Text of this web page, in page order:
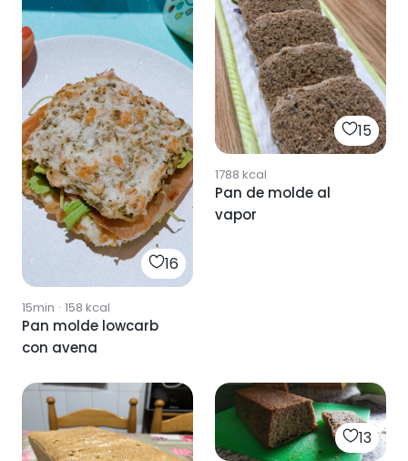
16
15min · 158 kcal
Pan molde lowcarb
con avena
15
1788 kcal
Pan de molde al
vapor
13